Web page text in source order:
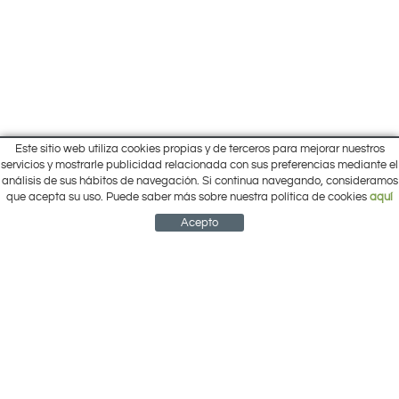
Inicio
Ofertas
Marcas
Pol. Cantalgallo Calle A Naves 10-12
ARACENA (Huelva)
959 12 63 64
info@electrobricogarden.com
CUENTA CESTA
Este sitio web utiliza cookies propias y de terceros para mejorar nuestros
servicios y mostrarle publicidad relacionada con sus preferencias mediante el
análisis de sus hábitos de navegación. Si continua navegando, consideramos
que acepta su uso. Puede saber más sobre nuestra política de cookies aquí
Acepto